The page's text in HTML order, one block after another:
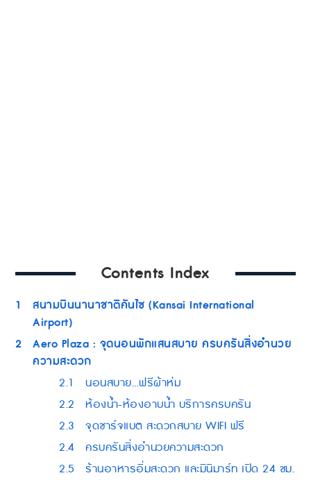
Contents Index
1
สนามบินนานาชาติคันไซ (Kansai International
Airport)
2 Aero Plaza : จุดนอนพักแสนสบาย ครบครันสิ่งอำนวย
ความสะดวก
2.1
นอนสบาย…ฟรีผ้าห่ม
2.2
ห้องน้ำ-ห้องอาบน้ำ บริการครบครัน
2.3
จุดชาร์จแบต สะดวกสบาย WIFI ฟรี
2.4
ครบครันสิ่งอำนวยความสะดวก
2.5
ร้านอาหารอิ่มสะดวก และมินิมาร์ท เปิด 24 ชม.